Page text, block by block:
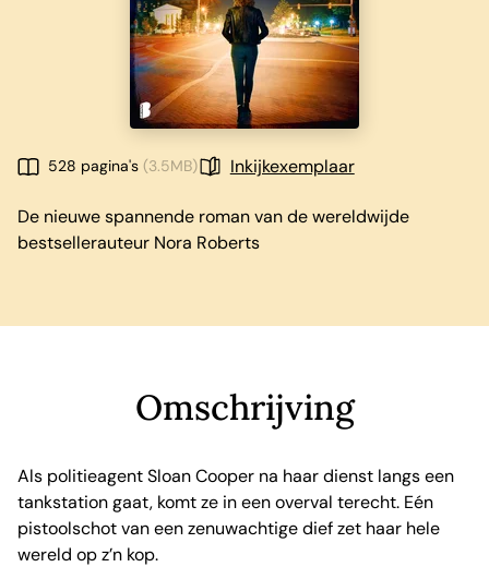
528 pagina's (3.5MB) Inkijkexemplaar
De nieuwe spannende roman van de wereldwijde
bestsellerauteur Nora Roberts
Omschrijving
Als politieagent Sloan Cooper na haar dienst langs een
tankstation gaat, komt ze in een overval terecht. Eén
pistoolschot van een zenuwachtige dief zet haar hele
wereld op z’n kop.